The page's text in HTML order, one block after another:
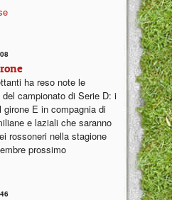
ha reso note le
campionato di Serie D: i
E in compagnia di
e laziali che saranno
rossoneri nella stagione
prossimo